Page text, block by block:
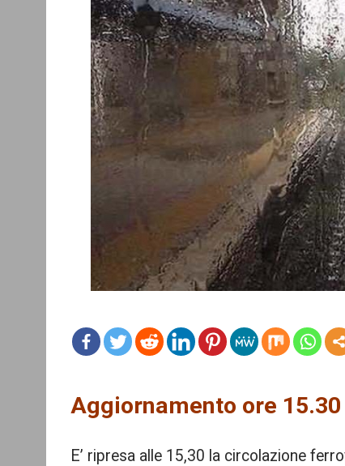
re
Aggiornamento ore 15.30
E’ ripresa alle 15,30 la circolazione